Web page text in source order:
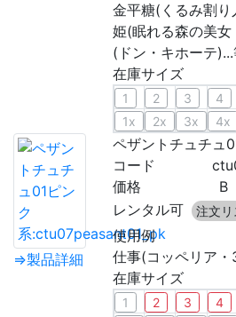
金平糖(くるみ割
姫(眠れる森の美女
(ドン・キホーテ
在庫サイズ
1 2 3 4
1x
2x 3x 4x
⇒製品詳細
ペザントチュチュ
コード
価格
B
レンタル可
注文
使用例
仕事(コッペリア・
在庫サイズ
1 2 3 4